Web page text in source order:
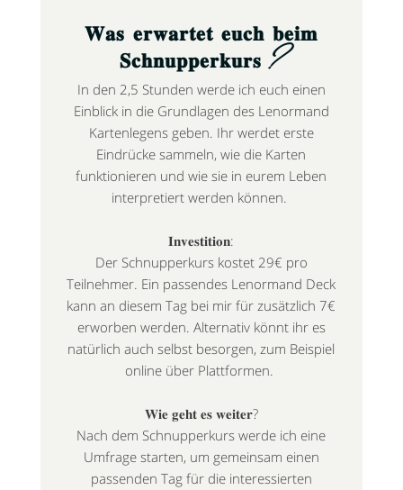
𝐖𝐚𝐬 𝐞𝐫𝐰𝐚𝐫𝐭𝐞𝐭 𝐞𝐮𝐜𝐡 𝐛𝐞𝐢𝐦
𝐒𝐜𝐡𝐧𝐮𝐩𝐩𝐞𝐫𝐤𝐮𝐫𝐬?
In den 2,5 Stunden werde ich euch einen
Einblick in die Grundlagen des Lenormand
Kartenlegens geben. Ihr werdet erste
Eindrücke sammeln, wie die Karten
funktionieren und wie sie in eurem Leben
interpretiert werden können.
𝐈𝐧𝐯𝐞𝐬𝐭𝐢𝐭𝐢𝐨𝐧:
Der Schnupperkurs kostet 29€ pro
Teilnehmer. Ein passendes Lenormand Deck
kann an diesem Tag bei mir für zusätzlich 7€
erworben werden. Alternativ könnt ihr es
natürlich auch selbst besorgen, zum Beispiel
online über Plattformen.
𝐖𝐢𝐞 𝐠𝐞𝐡𝐭 𝐞𝐬 𝐰𝐞𝐢𝐭𝐞𝐫?
Nach dem Schnupperkurs werde ich eine
Umfrage starten, um gemeinsam einen
passenden Tag für die interessierten